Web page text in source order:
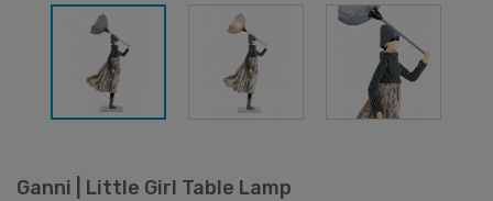
Ganni | Little Girl Table Lamp